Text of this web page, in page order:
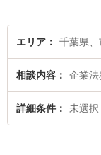
エリア 千葉県
相談内容 企業
詳細条件 未選択